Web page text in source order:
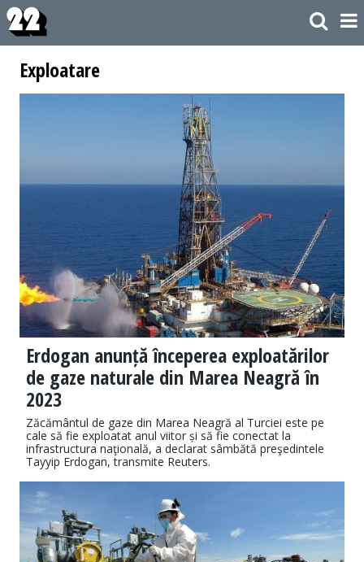
Exploatare
Erdogan anunță începerea exploatărilor
de gaze naturale din Marea Neagră în
2023
Zăcământul de gaze din Marea Neagră al Turciei este pe
cale să fie exploatat anul viitor și să fie conectat la
infrastructura naţională, a declarat sâmbătă preşedintele
Tayyip Erdogan, transmite Reuters.